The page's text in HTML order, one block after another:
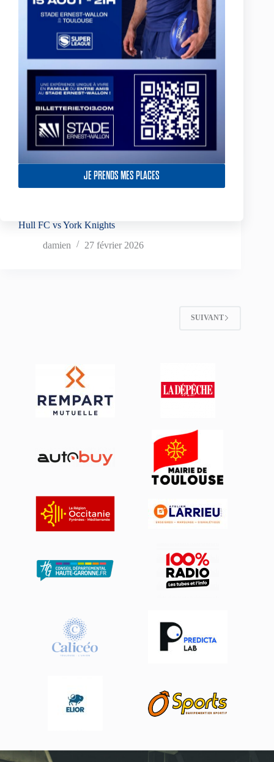
JE PRENDS MES PLACES
damien
29 mars 2026
Super League
Hull FC vs Leeds Rhinos
damien
22 mars 2026
Hull FC vs York Knights
damien
27 février 2026
SUIVANT